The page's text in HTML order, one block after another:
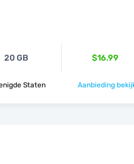
20 GB $16.99
Staten Aanbieding